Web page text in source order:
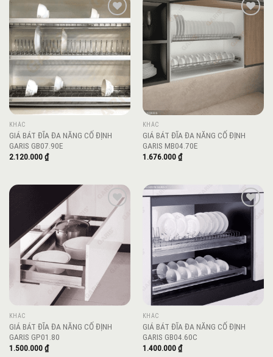
Add to
wishlist
KHÁC
GIÁ BÁT ĐĨA ĐA NĂNG CỐ ĐỊNH
GARIS GB07.90E
2.120.000₫
wishlist
KHÁC
GIÁ BÁT ĐĨA ĐA NĂNG CỐ ĐỊNH
GARIS MB04.70E
1.676.000₫
Add to
wishlist
KHÁC
GIÁ BÁT ĐĨA ĐA NĂNG CỐ ĐỊNH
GARIS GP01.80
1.500.000₫
KHÁC
GIÁ BÁT ĐĨA ĐA NĂNG CỐ ĐỊNH
GARIS GB04.60C
1.400.000₫